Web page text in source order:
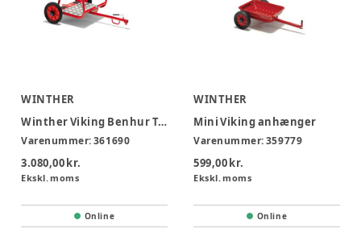
WINTHER
Winther Viking Benhur Trailer
Varenummer:361690
3.080,00 kr.
Ekskl. moms
Online
WINTHER
Mini Viking anhænger
Varenummer:359779
599,00 kr.
Ekskl. moms
Online